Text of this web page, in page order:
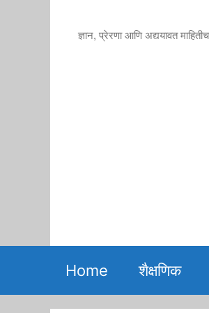
ज्ञान, प्रेरणा आणि अद्ययावत
Home शैक्षणिक